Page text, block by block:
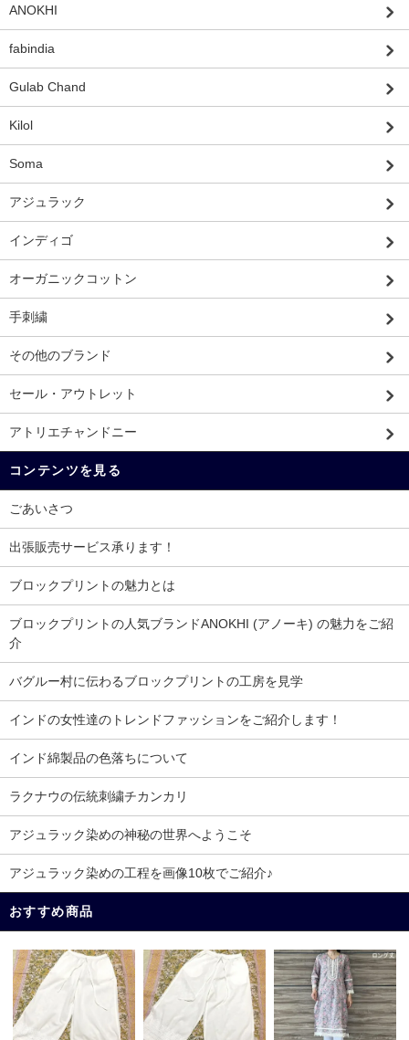
ANOKHI
fabindia
Gulab Chand
Kilol
Soma
アジュラック
インディゴ
オーガニックコットン
手刺繍
その他のブランド
セール・アウトレット
アトリエチャンドニー
コンテンツを見る
ごあいさつ
出張販売サービス承ります！
ブロックプリントの魅力とは
ブロックプリントの人気ブランドANOKHI (アノーキ) の魅力をご紹
介
バグルー村に伝わるブロックプリントの工房を見学
インドの女性達のトレンドファッションをご紹介します！
インド綿製品の色落ちについて
ラクナウの伝統刺繍チカンカリ
アジュラック染めの神秘の世界へようこそ
アジュラック染めの工程を画像10枚でご紹介♪
おすすめ商品